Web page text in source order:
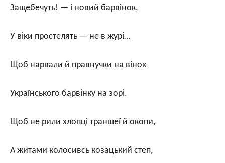
Защебечуть! — і новий барвінок,
У віки простелять — не в журі…
Щоб нарвали й правнучки на вінок
Українського барвінку на зорі.
Щоб не рили хлопці траншеї й окопи,
А житами колосивсь козацький степ,